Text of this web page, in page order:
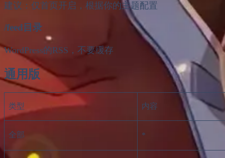
建议：仅首页开启，根据你的主题配置
/feed目录
WordPress的RSS，不要缓存
通用版
类型 内容
全部 *